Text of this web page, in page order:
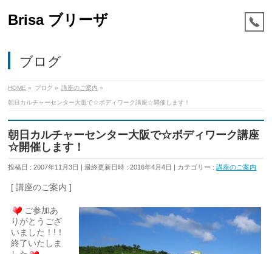
Brisa ブリーザ
ブログ
HOME » ブログ » 講座のご案内 »
朝日カルチャーセンター大阪で☆ボディワーク講座☆開催します！
朝日カルチャーセンター大阪で☆ボディワーク講座
☆開催します！
投稿日 : 2007年11月3日 最終更新日時 : 2016年4月4日 カテゴリー :講座のご案内
[ 講座のご案内 ]
ご参加あ
りがとうござ
いました！!！
終了いたしま